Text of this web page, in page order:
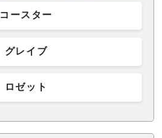
コースター
グレイブ
ロゼット